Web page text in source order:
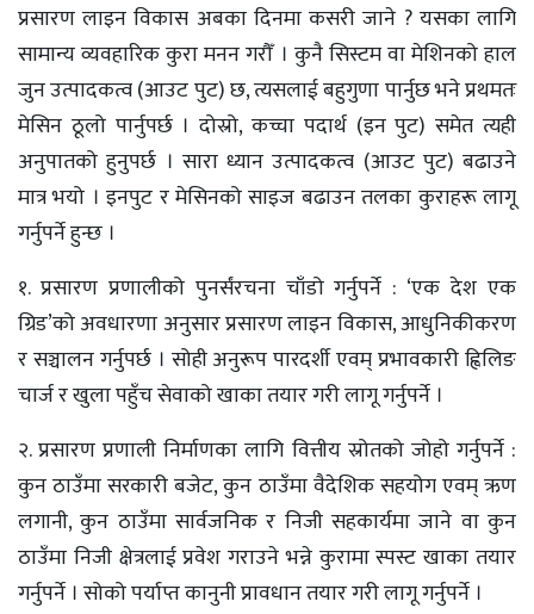
प्रसारण लाइन विकास अबका दिनमा कसरी जाने ? यसका लागि
सामान्य व्यवहारिक कुरा मनन गरौँ । कुनै सिस्टम वा मेशिनको हाल
जुन उत्पादकत्व (आउट पुट) छ, त्यसलाई बहुगुणा पार्नुछ भने प्रथमतः
मेसिन ठूलो पार्नुपर्छ । दोस्रो, कच्चा पदार्थ (इन पुट) समेत त्यही
अनुपातको हुनुपर्छ । सारा ध्यान उत्पादकत्व (आउट पुट) बढाउने
मात्र भयो । इनपुट र मेसिनको साइज बढाउन तलका कुराहरू लागू
गर्नुपर्ने हुन्छ ।
१. प्रसारण प्रणालीको पुनर्संरचना चाँडो गर्नुपर्ने : ‘एक देश एक
ग्रिड’को अवधारणा अनुसार प्रसारण लाइन विकास, आधुनिकीकरण
र सञ्चालन गर्नुपर्छ । सोही अनुरूप पारदर्शी एवम् प्रभावकारी ह्विलिङ
चार्ज र खुला पहुँच सेवाको खाका तयार गरी लागू गर्नुपर्ने ।
२. प्रसारण प्रणाली निर्माणका लागि वित्तीय स्रोतको जोहो गर्नुपर्ने :
कुन ठाउँमा सरकारी बजेट, कुन ठाउँमा वैदेशिक सहयोग एवम् ऋण
लगानी, कुन ठाउँमा सार्वजनिक र निजी सहकार्यमा जाने वा कुन
ठाउँमा निजी क्षेत्रलाई प्रवेश गराउने भन्ने कुरामा स्पस्ट खाका तयार
गर्नुपर्ने । सोको पर्याप्त कानुनी प्रावधान तयार गरी लागू गर्नुपर्ने ।